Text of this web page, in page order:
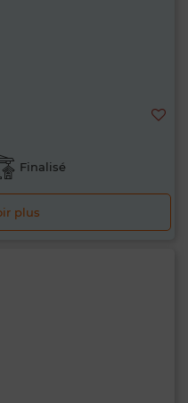
Finalisé
plus